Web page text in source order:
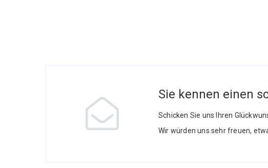
Sie kennen einen
Schicken Sie uns Ihren
Wir würden uns sehr freuen,